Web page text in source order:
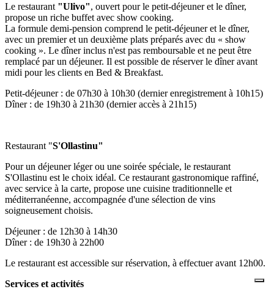
Le restaurant "Ulivo", ouvert pour le petit-déjeuner et le dîner,
propose un riche buffet avec show cooking.
La formule demi-pension comprend le petit-déjeuner et le dîner,
avec un premier et un deuxième plats préparés avec du « show
cooking ». Le dîner inclus n'est pas remboursable et ne peut être
remplacé par un déjeuner. Il est possible de réserver le dîner avant
midi pour les clients en Bed & Breakfast.
Petit-déjeuner : de 07h30 à 10h30 (dernier enregistrement à 10h15)
Dîner : de 19h30 à 21h30 (dernier accès à 21h15)
Restaurant "S'Ollastinu"
Pour un déjeuner léger ou une soirée spéciale, le restaurant
S'Ollastinu est le choix idéal. Ce restaurant gastronomique raffiné,
avec service à la carte, propose une cuisine traditionnelle et
méditerranéenne, accompagnée d'une sélection de vins
soigneusement choisis.
Déjeuner : de 12h30 à 14h30
Dîner : de 19h30 à 22h00
Le restaurant est accessible sur réservation, à effectuer avant 12h00.
Services et activités